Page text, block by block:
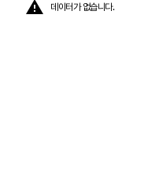
데이터가 없습니다.